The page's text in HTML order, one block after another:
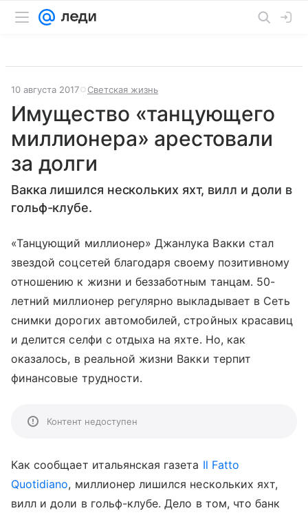
10 августа 2017 Светская жизнь
Имущество «танцующего
миллионера» арестовали
за долги
Вакка лишился нескольких яхт, вилл и доли в
гольф-клубе.
«Танцующий миллионер» Джанлука Вакки стал
звездой соцсетей благодаря своему позитивному
отношению к жизни и беззаботным танцам. 50-
летний миллионер регулярно выкладывает в Сеть
снимки дорогих автомобилей, стройных красавиц
и делится селфи с отдыха на яхте. Но, как
оказалось, в реальной жизни Вакки терпит
финансовые трудности.
Контент недоступен
Как сообщает итальянская газета Il Fatto
Quotidiano, миллионер лишился нескольких яхт,
вилл и доли в гольф-клубе. Дело в том, что банк